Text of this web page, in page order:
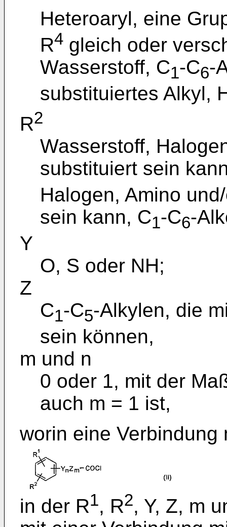
Heteroaryl, eine
R4 gleich oder
Wasserstoff, C1-C6-
substituiertes Alkyl,
R2
Wasserstoff,
substituiert sein
Halogen, Amino
sein kann, C1-C6-
Y
O, S oder NH;
Z
C1-C5-Alkylen, die
sein können,
m und n
0 oder 1, mit der
auch m = 1 ist,
worin eine Verbindung
in der R1, R2, Y, Z, m